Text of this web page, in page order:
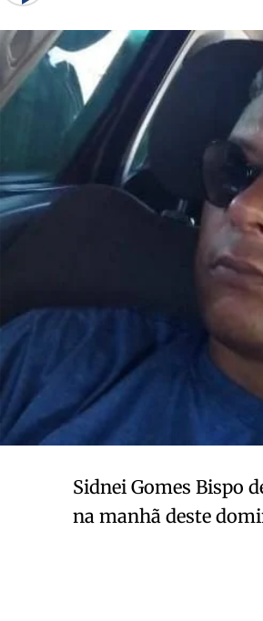
Sidnei Gomes Bispo
na manhã deste